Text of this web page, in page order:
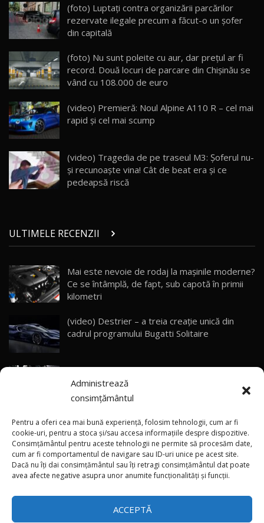
Administrează
consimțământul
Pentru a oferi cea mai bună experiență, folosim tehnologii, cum ar fi
cookie-uri, pentru a stoca și/sau accesa informațiile despre dispozitive.
Consimțământul pentru aceste tehnologii ne permite să procesăm date,
cum ar fi comportamentul de navigare sau ID-uri unice pe acest site.
Dacă nu îți dai consimțământul sau îți retragi consimțământul dat poate
avea afecte negative asupra unor anumite funcționalități și funcții.
ACCEPTĂ
23
Lynk & Co 01 / Test Drive AutoBlog.MD
25:19
24
ZEEKR 009: Cel mai Performant și Confortabil
Van Electric Testat în Moldova / AutoBlog.MD
26:38
25
mai Exclusiv și Puternic Defender Testat în
Moldova
32:21
26
AutoBlog.MD
10:57
Test Drive: Noile modele FENDT! Cum e să
28
Noul Geely Monjaro 2025! Mai ieftin și mai
dotat / Test Drive AutoBlog.MD
29
ZEEKR 9X - PRIMUL TEST DRIVE ÎN ROMÂNĂ!
CUM SE CONDUCE?
33:40
30
Primele impresii despre BYD Seal U DM-i,
Sealion 7 și Seal 5 DM-i / Test Drive
AutoBlog.MD
13:56
Noul Volvo EX90 / Test Drive AutoBlog.MD
32:06
33
MG RX5 - își merită banii? / Test Drive
AutoBlog.MD
Noul DACIA DUSTER DIESEL! Primul test drive în
(foto) Luptați contra organizării parcărilor
rezervate ilegale precum a făcut-o un şofer
din capitală
(foto) Nu sunt poleite cu aur, dar prețul ar fi
record. Două locuri de parcare din Chișinău se
vând cu 108.000 de euro
(video) Premieră: Noul Alpine A110 R – cel mai
rapid şi cel mai scump
(video) Tragedia de pe traseul M3: Şoferul nu-
şi recunoaşte vina! Cât de beat era şi ce
pedeapsă riscă
ULTIMELE RECENZII
Mai este nevoie de rodaj la mașinile moderne?
Ce se întâmplă, de fapt, sub capotă în primii
kilometri
(video) Destrier – a treia creație unică din
cadrul programului Bugatti Solitaire
(video) SRT prezintă tehnologia eBoost Air
care elimină decalajul turbo
ANRE: Detensionarea relativă a situației din
Golf influențează prețurile la carburanți în
Moldova
(foto/video) Imaginea zilei: Și în SUA polițiștii
uneori „stau în tufari”
×